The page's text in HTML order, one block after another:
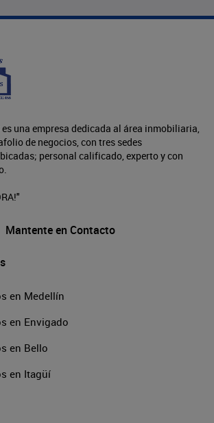
es una empresa dedicada al área inmobiliaria,
de negocios, con tres sedes
personal calificado, experto y con
Mantente en Contacto
en Medellín
en Envigado
en Bello
en Itagüí